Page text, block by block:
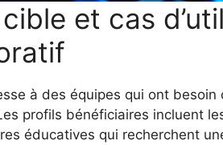
et cas
à des équipes qui ont
profils bénéficiaires incluent
éducatives qui recherchent